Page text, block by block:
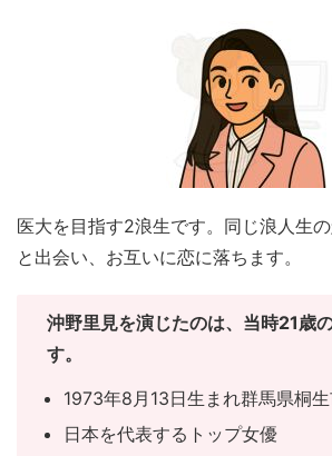
医大を目指す2浪生です。同じ浪人生の
と出会い、お互いに恋に落ちます。
沖野里見を演じたのは、当時21歳
す。
1973年8月13日生まれ群馬県桐
日本を代表するトップ女優